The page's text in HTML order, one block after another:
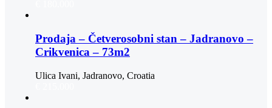
Prodaja – Četverosobni stan – Jadranovo –
Crikvenica – 73m2
Ulica Ivani, Jadranovo, Croatia